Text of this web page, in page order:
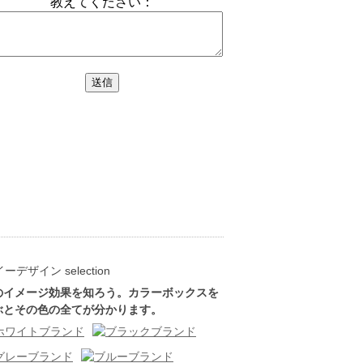
イメージ効果を知ろう。カラーボックスを
とその色の全てが分かります。